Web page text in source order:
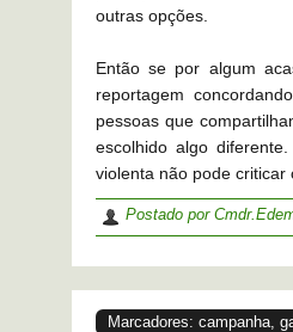
outras opções.
Então se por algum
reportagem
pessoas que
escolhido algo
violenta não pode criticar
Postado por
Marcadores: campanha